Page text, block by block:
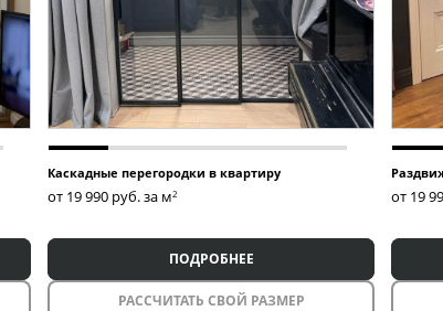
Каскадные перегородки в квартиру
от 19 990 руб. за м2
ПОДРОБНЕЕ
РАССЧИТАТЬ СВОЙ РАЗМЕР
от 19